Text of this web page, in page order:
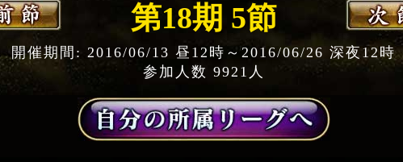
第18期 5節
開催期間: 2016/06/13 昼12時～2016/06/26 深夜12時
参加人数 9921人